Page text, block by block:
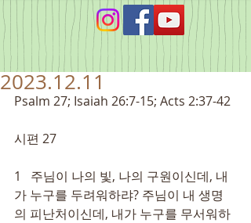
2023.12.11
Psalm 27; Isaiah 26:7-15; Acts 2:37-42
시편 27
1   주님이 나의 빛, 나의 구원이신데, 내
가 누구를 두려워하랴? 주님이 내 생명
의 피난처이신데, 내가 누구를 무서워하